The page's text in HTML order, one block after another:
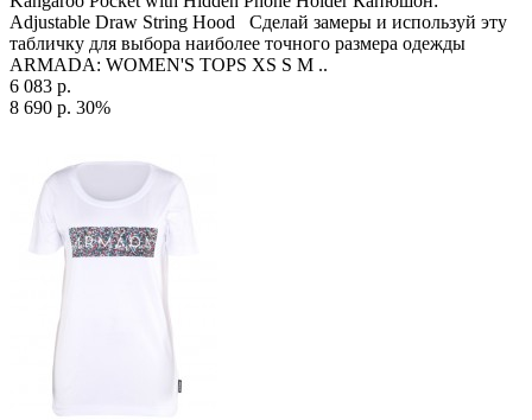
Adjustable Draw String Hood Сделай замеры и используй эту
табличку для выбора наиболее точного размера одежды
ARMADA: WOMEN'S TOPS XS S M ..
6 083 р.
8 690 р. 30%